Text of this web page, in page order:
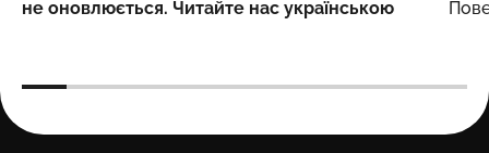
не оновлюється. Читайте нас українською